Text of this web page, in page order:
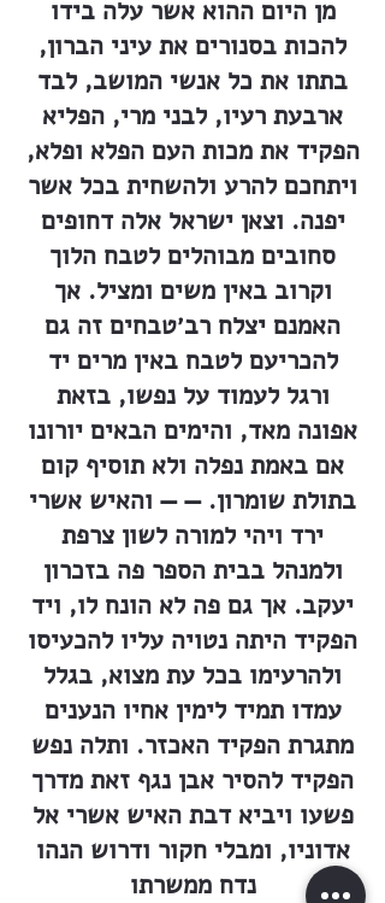
מן היום ההוא אשר עלה בידו
להכות בסנורים את עיני הברון,
בתתו את כל אנשי המושב, לבד
ארבעת רעיו, לבני מרי, הפליא
הפקיד את מכות העם הפלא ופלא,
ויתחכם להרע ולהשחית בכל אשר
יפנה. וצאן ישראל אלה דחופים
סחובים מבוהלים לטבח הלוך
וקרוב באין משים ומציל. אך
האמנם יצלח רב׳טבחים זה גם
להכריעם לטבח באין מרים יד
ורגל לעמוד על נפשו, בזאת
אפונה מאד, והימים הבאים יורונו
אם באמת נפלה ולא תוסיף קום
בתולת שומרון. — — והאיש אשרי
ירד ויהי למורה לשון צרפת
ולמנהל בבית הספר פה בזכרון
יעקב. אך גם פה לא הונח לו, ויד
הפקיד היתה נטויה עליו להכעיסו
ולהרעימו בכל עת מצוא, בגלל
עמדו תמיד לימין אחיו הנענים
מתגרת הפקיד האכזר. ותלה נפש
הפקיד להסיר אבן נגף זאת מדרך
פשעו ויביא דבת האיש אשרי אל
אדוניו, ומבלי חקור ודרוש הנהו
נדח ממשרתו